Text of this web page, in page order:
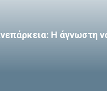
Η άγνωστη